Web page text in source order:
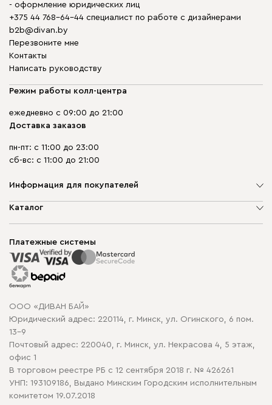
- оформление юридических лиц
+375 44 768-64-44 специалист по работе с дизайнерами
b2b@divan.by
Перезвоните мне
Контакты
Написать руководству
Режим работы колл-центра
ежедневно с 09:00 до 21:00
Доставка заказов
пн-пт: с 11:00 до 23:00
сб-вс: с 11:00 до 21:00
Информация для покупателей
О компании
Способы оплаты
Рассрочка и кредит
Гарантия
Карта сайта
Политика конфиденциальности
Политика в отношении обработки cookie
Каталог
Корпусная мебель
Распродажа мебели
Платежные системы
ООО «ДИВАН БАЙ»
Юридический адрес: 220114, г. Минск, ул. Огинского, 6 пом.
13-9
Почтовый адрес: 220040, г. Минск, ул. Некрасова 4, 5 этаж,
офис 1
В торговом реестре РБ с 12 сентября 2018 г. № 426261
УНП: 193109186, Выдано Минским Городским исполнительным
комитетом 19.07.2018